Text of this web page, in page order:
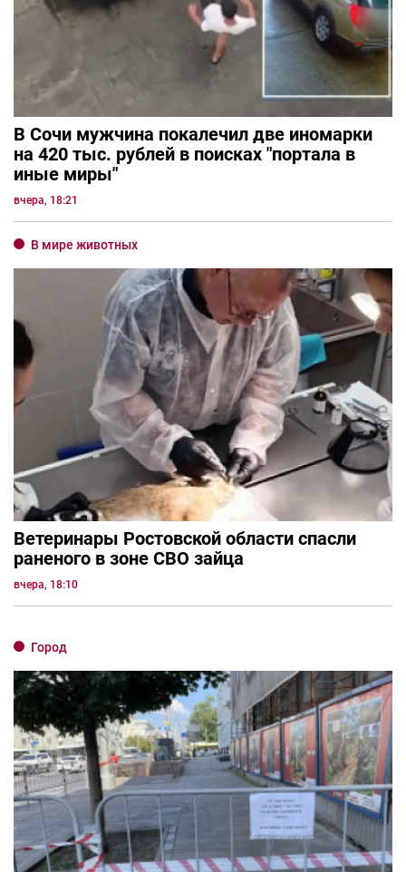
В Сочи мужчина покалечил две иномарки
на 420 тыс. рублей в поисках "портала в
иные миры"
вчера, 18:21
В мире животных
Ветеринары Ростовской области спасли
раненого в зоне СВО зайца
вчера, 18:10
Город